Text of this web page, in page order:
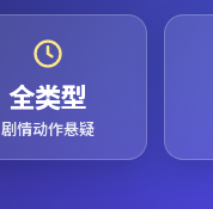
全类型
剧情动作悬疑